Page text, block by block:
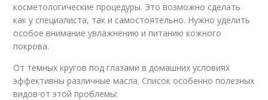
косметологические процедуры. Это возможно сделать
как у специалиста, так и самостоятельно. Нужно уделить
особое внимание увлажнению и питанию кожного
покрова.
От темных кругов под глазами в домашних условиях
эффективны различные масла. Список особенно полезных
видов от этой проблемы: